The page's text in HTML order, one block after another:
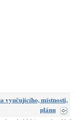
vyučujícího, místnosti,
plánu